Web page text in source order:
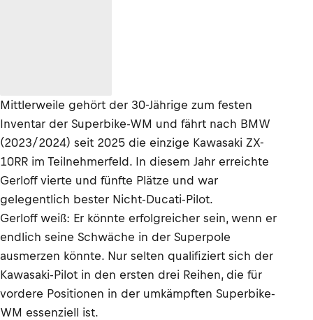
Mittlerweile gehört der 30-Jährige zum festen
Inventar der Superbike-WM und fährt nach BMW
(2023/2024) seit 2025 die einzige Kawasaki ZX-
10RR im Teilnehmerfeld. In diesem Jahr erreichte
Gerloff vierte und fünfte Plätze und war
gelegentlich bester Nicht-Ducati-Pilot.
Gerloff weiß: Er könnte erfolgreicher sein, wenn er
endlich seine Schwäche in der Superpole
ausmerzen könnte. Nur selten qualifiziert sich der
Kawasaki-Pilot in den ersten drei Reihen, die für
vordere Positionen in der umkämpften Superbike-
WM essenziell ist.